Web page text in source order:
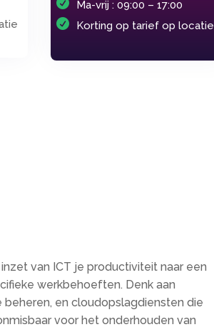
Ma-vrij : 09:00 – 17:00
Korting op tarief op locatie
van ICT je productiviteit naar een
werkbehoeften. Denk aan
en cloudopslagdiensten die
voor het onderhouden van